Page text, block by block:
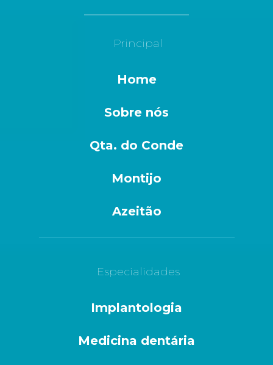
Principal
Home
Sobre nós
Qta. do Conde
Montijo
Azeitão
Especialidades
Implantologia
Medicina dentária